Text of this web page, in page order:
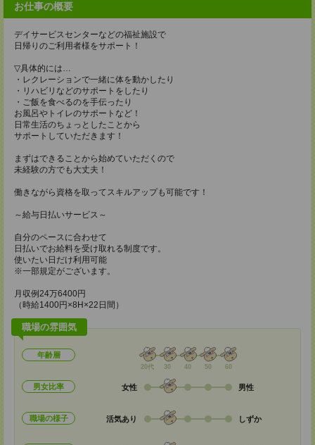
お仕事の概要
デイサービスセンターなどの福祉施設で
日帰りのご利用者様をサポート！
▽具体的には…
・レクレーションで一緒に体を動かしたり
・リハビリなどのサポートをしたり
・ご飯を食べるのを手伝ったり
お風呂やトイレのサポートなど！
日常生活のちょっとしたことから
サポートしていただきます！
まずはできることから始めていただくので
未経験の方でも大丈夫！
働きながら資格を取ってスキルアップも可能です！
～給与日払いサービス～
自分のペースに合わせて
日払いでお給料を受け取れる制度です。
使いたい日だけ利用可能
※一部規定がございます。
月収例24万6400円
（時給1400円×8H×22日間）
職場の雰囲気
年齢層
20代 30 40 50 60
男女比率 女性 男性
職場の様子 活気あり しずか